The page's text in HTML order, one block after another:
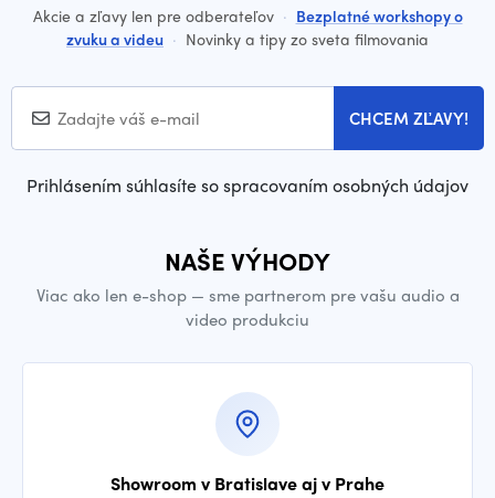
Akcie a zľavy len pre odberateľov · Bezplatné workshopy o
zvuku a videu · Novinky a tipy zo sveta filmovania
CHCEM ZĽAVY!
Prihlásením súhlasíte so spracovaním osobných údajov
NAŠE VÝHODY
Viac ako len e-shop — sme partnerom pre vašu audio a
video produkciu
Showroom v Bratislave aj v Prahe